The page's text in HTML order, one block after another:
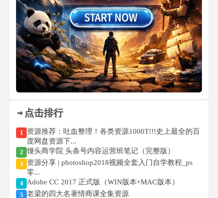
点击排行
1 资源推荐：吐血整理！各类资源1000T!!!史上最全的百
度网盘资源下...
2 馒头商学院 头条号内容运营班笔记（完整版）
3 资源分享 | photoshop2018视频全套入门自学教程_ps
零...
4 Adobe CC 2017 正式版（WIN版本+MAC版本）
5 老梁的四大名著情商课全集资源